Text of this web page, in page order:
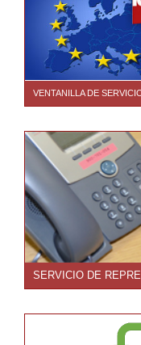
VENTANILLA DE
SERVICIO DE